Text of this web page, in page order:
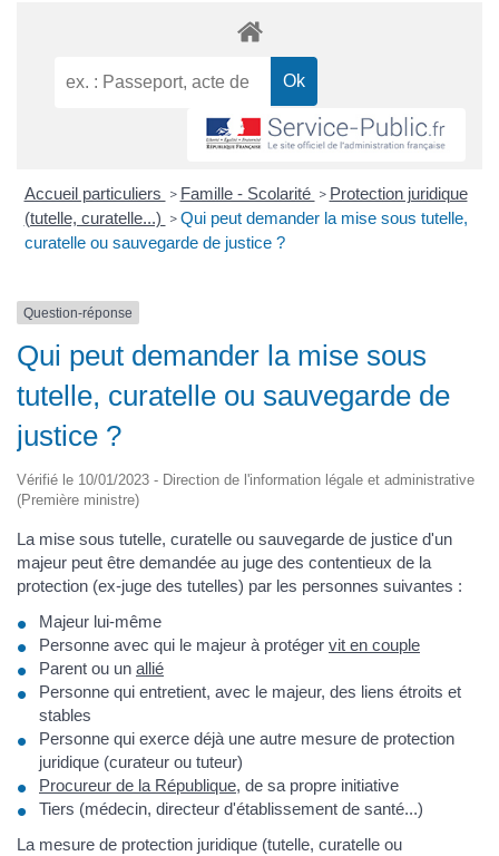
Accueil particuliers > Famille - Scolarité > Protection juridique
(tutelle, curatelle...) > Qui peut demander la mise sous tutelle,
curatelle ou sauvegarde de justice ?
Question-réponse
Qui peut demander la mise sous
tutelle, curatelle ou sauvegarde de
justice ?
Vérifié le 10/01/2023 - Direction de l'information légale et administrative
(Première ministre)
La mise sous tutelle, curatelle ou sauvegarde de justice d'un
majeur peut être demandée au juge des contentieux de la
protection (ex-juge des tutelles) par les personnes suivantes :
Majeur lui-même
Personne avec qui le majeur à protéger vit en couple
Parent ou un allié
Personne qui entretient, avec le majeur, des liens étroits et
stables
Personne qui exerce déjà une autre mesure de protection
juridique (curateur ou tuteur)
Procureur de la République, de sa propre initiative
Tiers (médecin, directeur d'établissement de santé...)
La mesure de protection juridique (tutelle, curatelle ou